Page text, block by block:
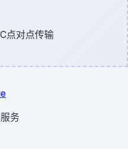
点对点传输
务